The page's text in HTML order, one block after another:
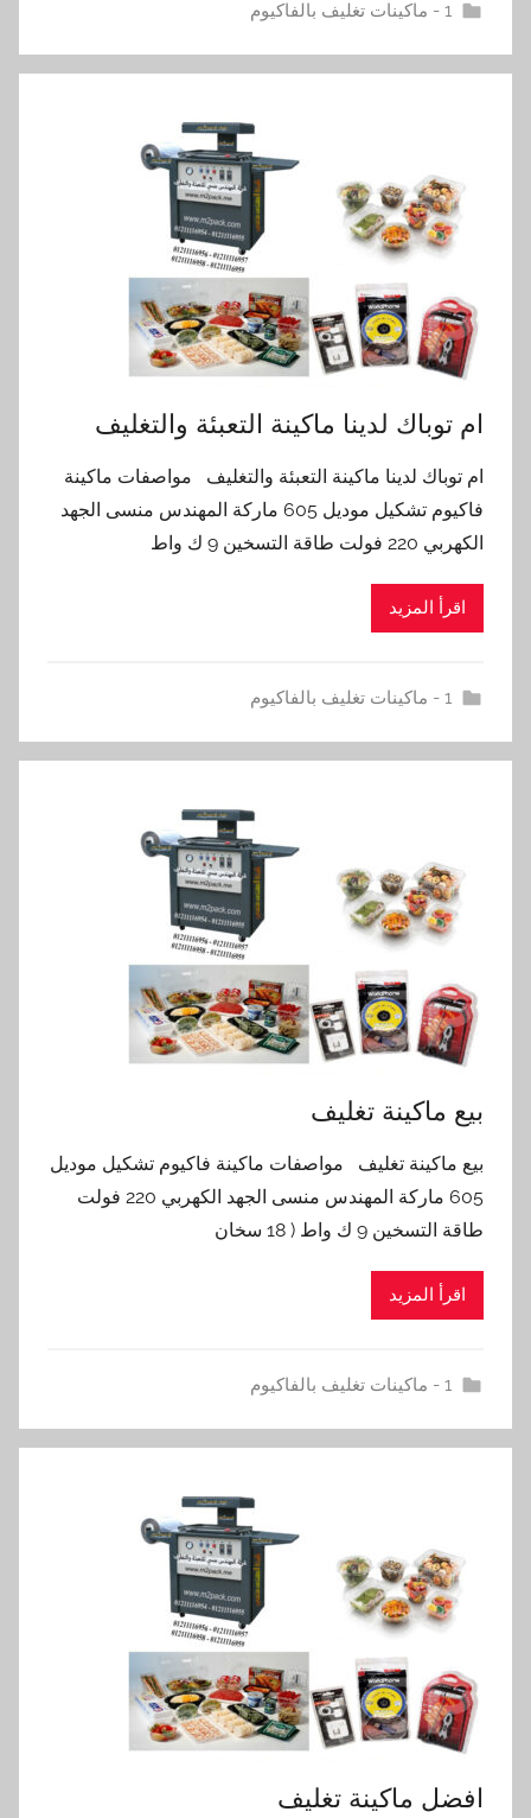
1 - ماكينات تغليف بالفاكيوم
ام توباك لدينا ماكينة التعبئة والتغليف
ام توباك لدينا ماكينة التعبئة والتغليف مواصفات ماكينة
فاكيوم تشكيل موديل 605 ماركة المهندس منسى الجهد
الكهربي 220 فولت طاقة التسخين 9 ك واط
اقرأ المزيد
1 - ماكينات تغليف بالفاكيوم
بيع ماكينة تغليف
بيع ماكينة تغليف مواصفات ماكينة فاكيوم تشكيل موديل
605 ماركة المهندس منسى الجهد الكهربي 220 فولت
طاقة التسخين 9 ك واط ( 18 سخان
اقرأ المزيد
1 - ماكينات تغليف بالفاكيوم
افضل ماكينة تغليف